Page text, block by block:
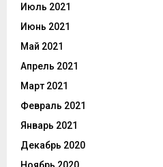
Июль 2021
Июнь 2021
Май 2021
Апрель 2021
Март 2021
Февраль 2021
Январь 2021
Декабрь 2020
Ноябрь 2020